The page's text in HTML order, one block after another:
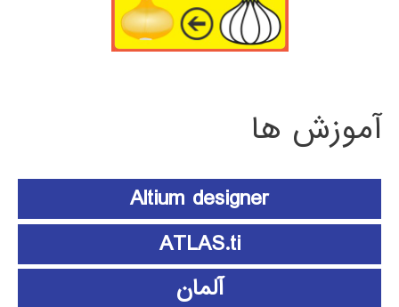
آموزش ها
Altium designer
ATLAS.ti
آلمان